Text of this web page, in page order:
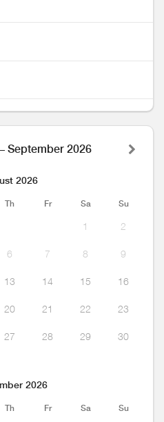
September 2026
2026
Th Fr Sa Su
1 2
6 7 8 9
13 14 15 16
20 21 22 23
27 28 29 30
2026
Th Fr Sa Su